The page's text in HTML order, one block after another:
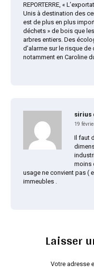
REPORTERRE, «
Unis à destination des
est de plus en plus
déchets » de bois que
arbres entiers. Des
d’alarme sur le risque
notamment en Caroline
sirius
19
Il faut
moins
usage ne convient pas (
immeubles .
Laisser
Votre adresse